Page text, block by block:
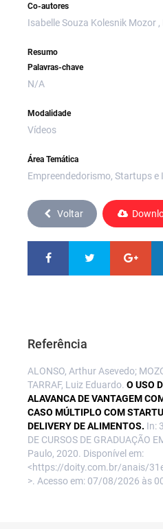
Co-autores
Isabelle Souza Kolesnik Mozor
Resumo
Palavras-chave
N/A
Modalidade
Vídeos
Área Temática
Empreendedorismo, Startups
Voltar
Referência
ALONSO, Arthur Asevedo;
TARRAF, Luiz Eduardo. O USO
ALAVANCA DE VANTAGEM
CASO MÚLTIPLO COM
DELIVERY DE ALIMENTOS. In:
DE CURSOS DE GRADUAÇÃO
Paulo, 2020. Disponível em:
<https://doity.com.br/anais/
>. Acesso em: 07/08/2026 às